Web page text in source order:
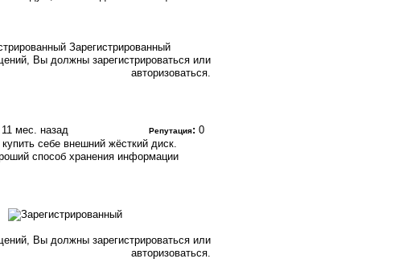
Зарегистрированный
Вы должны зарегистрироваться или
авторизоваться.
11 мес. назад Репутация: 0
себе внешний жёсткий диск.
способ хранения информации
Вы должны зарегистрироваться или
авторизоваться.